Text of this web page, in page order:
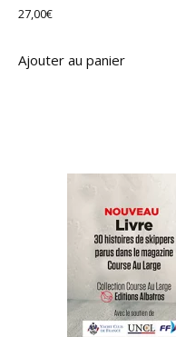
27,00€
Ajouter au panier